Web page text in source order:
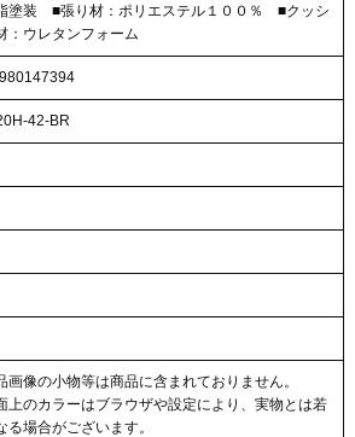
塗装 ■張り材：ポリエステル１００％ ■クッシ
：ウレタンフォーム
42-BR
像の小物等は商品に含まれておりません。
上のカラーはブラウザや設定により、実物とは若
る場合がございます。